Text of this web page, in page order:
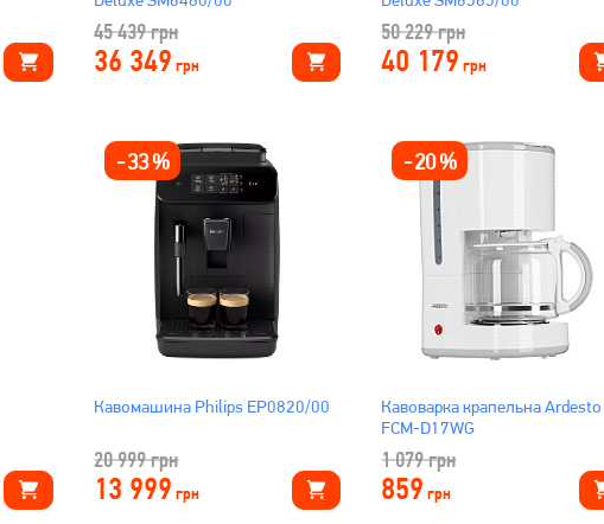
45 439грн
36 349 грн
50 229грн
40 179 грн
-33%
Кавомашина Philips EP0820/00
20 999грн
13 999 грн
-20%
Кавоварка крапельна Ardesto
FCM-D17WG
1 079грн
859 грн